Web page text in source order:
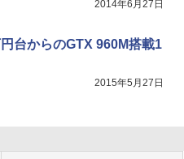
2014年6月27日
台からのGTX 960M搭載1
2015年5月27日